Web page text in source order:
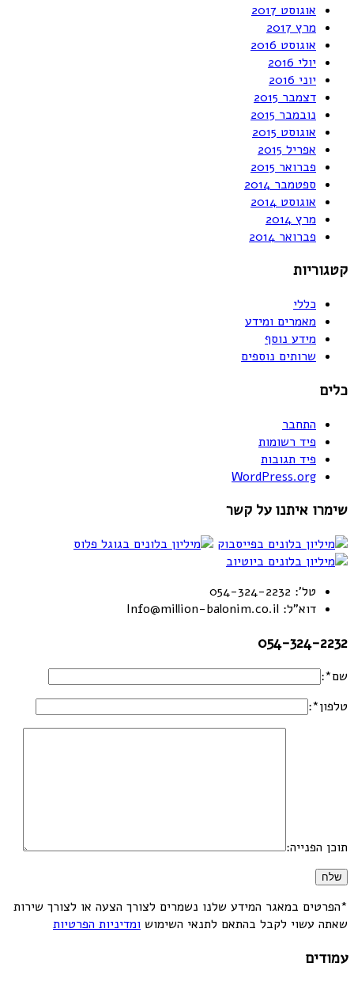
אוגוסט 2017
מרץ 2017
אוגוסט 2016
יולי 2016
יוני 2016
דצמבר 2015
נובמבר 2015
אוגוסט 2015
אפריל 2015
פברואר 2015
ספטמבר 2014
אוגוסט 2014
מרץ 2014
פברואר 2014
קטגוריות
כללי
מאמרים ומידע
מידע נוסף
שרותים נוספים
כלים
התחבר
פיד רשומות
פיד תגובות
WordPress.org
שימרו איתנו על קשר
טל': 054-324-2232
דוא"ל: Info@million-balonim.co.il
054-324-2232
שם*:
טלפון*:
תוכן הפנייה:
*הפרטים במאגר המידע שלנו נשמרים לצורך הצעה או לצורך שירות
שאתה עשוי לקבל בהתאם לתנאי השימוש ומדיניות הפרטיות
עמודים